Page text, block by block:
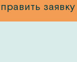
заявку